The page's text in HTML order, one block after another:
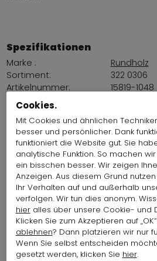
Spezifikationen
Marke :
Rundholz
Sortiment:
322 0306
Artikelnummer:
15819-1048
Farbe:
Lieferantenfarbe:
Material:
64%
Elastan
Passform::
bedeckt
Länge:
80 cm
Land der Produktion:
China
Artikelgröße auf Foto
Größe S
Taillen- / Hüftgröße: 78 cm -
Mode-Modell info
Cookies.
Mit Cookies und ähnlichen
besser und persönlicher. Dank
funktioniert die Website gut. Sie
analytische Funktion. So machen
ein bisschen besser. Wir zeigen
Anzeigen. Aus diesem Grund
Ihr Verhalten auf und außerhalb
verfolgen. Wir tun dies anonym.
hieralles über unsere Cookie- und
Klicken Sie zum Akzeptieren auf
ablehnen? Dann platzieren wir nur
Wenn Sie selbst entscheiden
gesetzt werden, klicken Sie hier.